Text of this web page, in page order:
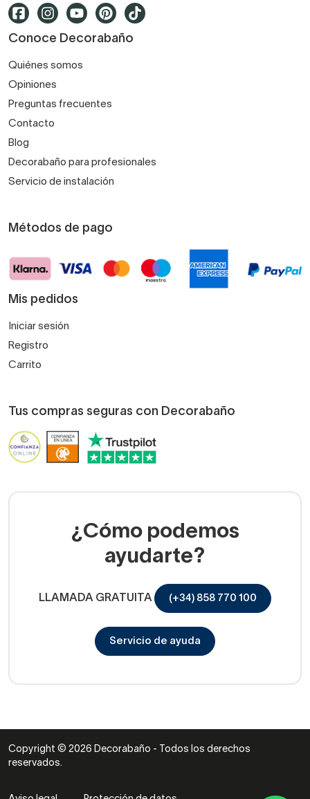
Conoce Decorabaño
Quiénes somos
Opiniones
Preguntas frecuentes
Contacto
Blog
Decorabaño para profesionales
Servicio de instalación
Métodos de pago
Mis pedidos
Iniciar sesión
Registro
Carrito
Tus compras seguras con Decorabaño
¿Cómo podemos
ayudarte?
LLAMADA GRATUITA (+34) 858 770 100
Servicio de ayuda
Copyright © 2026 Decorabaño - Todos los derechos
reservados.